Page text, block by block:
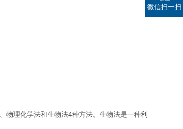
理化学法和生物法4种方法。生物法是一种利
微信扫一扫